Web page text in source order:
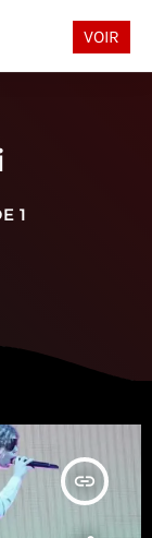
play_arrow
1
insert_link
VOIR